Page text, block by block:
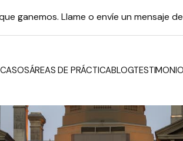
ganemos. Llame o envíe un mensaje
ÁREAS DE PRÁCTICABLOG